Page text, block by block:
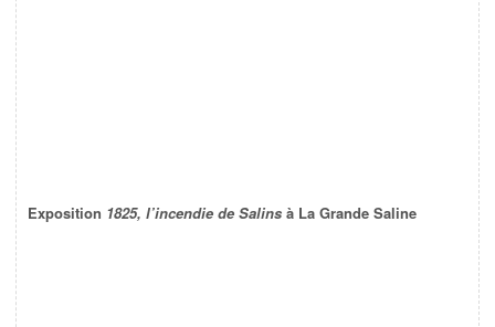
Exposition 1825, l’incendie de Salins à La Grande Saline